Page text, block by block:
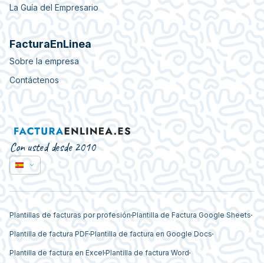
La Guía del Empresario
FacturaEnLinea
Sobre la empresa
Contáctenos
Con usted desde 2010
Plantillas de facturas por profesión Plantilla de Factura Google Sheets
Plantilla de factura PDF Plantilla de factura en Google Docs
Plantilla de factura en Excel Plantilla de factura Word